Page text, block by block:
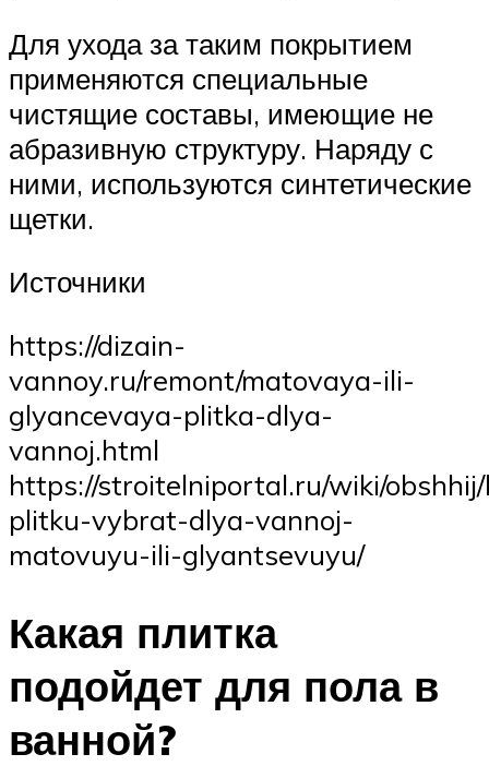
Для ухода за таким покрытием
применяются специальные
чистящие составы, имеющие не
абразивную структуру. Наряду с
ними, используются синтетические
щетки.
Источники
https://dizain-
vannoy.ru/remont/matovaya-ili-
glyancevaya-plitka-dlya-
vannoj.html
https://stroitelniportal.ru/wiki/
plitku-vybrat-dlya-vannoj-
matovuyu-ili-glyantsevuyu/
Какая плитка
подойдет для пола в
ванной?